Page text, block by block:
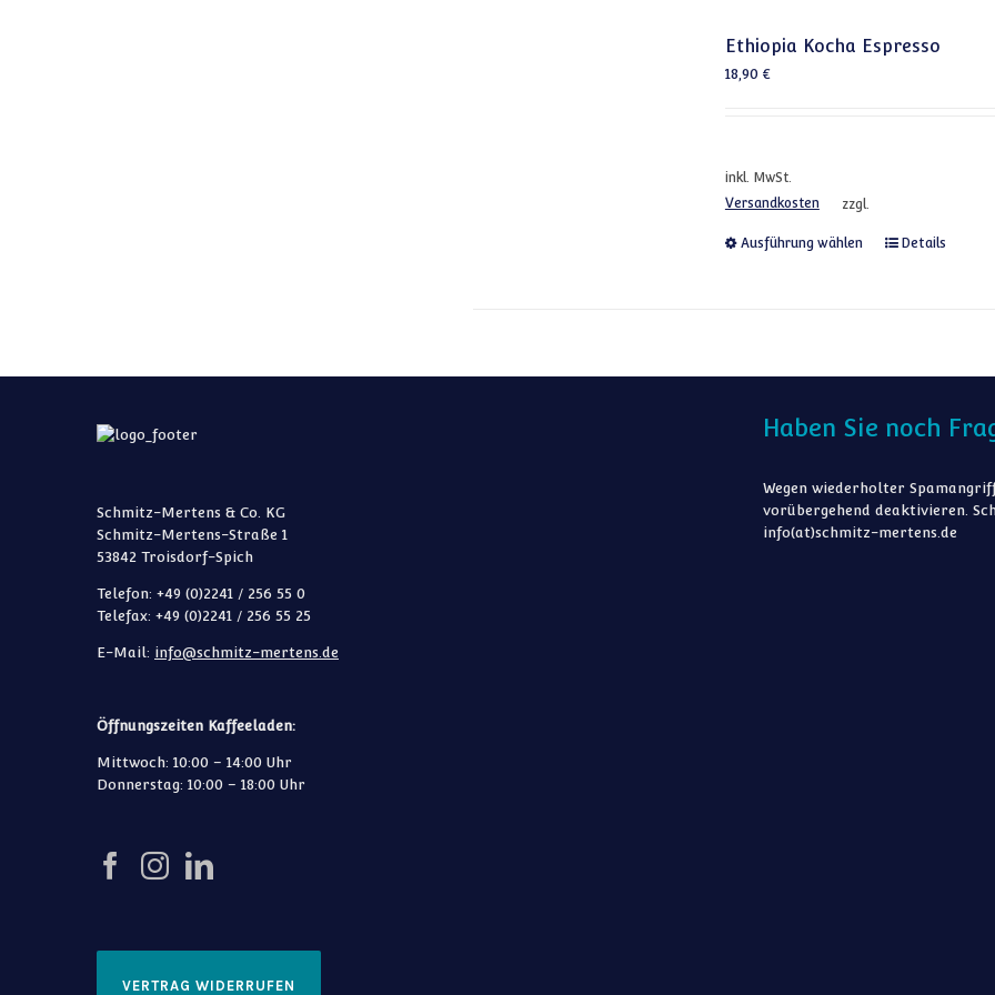
Ethiopia Kocha Espresso
18,90 €
inkl. MwSt.
zzgl.
Versandkosten
Ausführung wählen Dieses
Details
Schmitz-Mertens & Co. KG
Schmitz-Mertens-Straße 1
53842 Troisdorf-Spich
Telefon: +49 (0)2241 / 256 55 0
Telefax: +49 (0)2241 / 256 55 25
E-Mail: info@schmitz-mertens.de
Öffnungszeiten Kaffeeladen:
Mittwoch: 10:00 – 14:00 Uhr
Donnerstag: 10:00 – 18:00 Uhr
VERTRAG WIDERRUFEN
Haben Sie noch
Wegen wiederholter
vorübergehend deaktivieren.
info(at)schmitz-mertens.de